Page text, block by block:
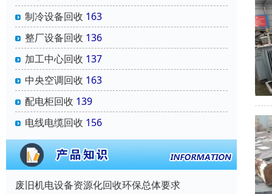
制冷设备回收 163
整厂设备回收 136
加工中心回收 137
中央空调回收 163
配电柜回收 139
电线电缆回收 156
废旧机电设备资源化回收环保总体要求